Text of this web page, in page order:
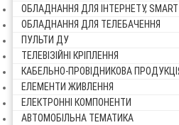
ОБЛАДНАННЯ ДЛЯ ІНТЕРНЕТУ, SMART
ОБЛАДНАННЯ ДЛЯ ТЕЛЕБАЧЕННЯ
ПУЛЬТИ ДУ
ТЕЛЕВІЗІЙНІ КРІПЛЕННЯ
КАБЕЛЬНО-ПРОВІДНИКОВА
ЕЛЕМЕНТИ ЖИВЛЕННЯ
ЕЛЕКТРОННІ КОМПОНЕНТИ
АВТОМОБІЛЬНА ТЕМАТИКА